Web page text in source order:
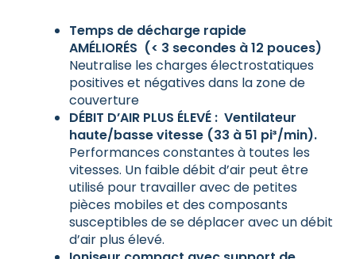
Temps de décharge rapide
AMÉLIORÉS (< 3 secondes à 12 pouces)
Neutralise les charges électrostatiques
positives et négatives dans la zone de
couverture
DÉBIT D’AIR PLUS ÉLEVÉ : Ventilateur
haute/basse vitesse (33 à 51 pi³/min).
Performances constantes à toutes les
vitesses. Un faible débit d’air peut être
utilisé pour travailler avec de petites
pièces mobiles et des composants
susceptibles de se déplacer avec un débit
d’air plus élevé.